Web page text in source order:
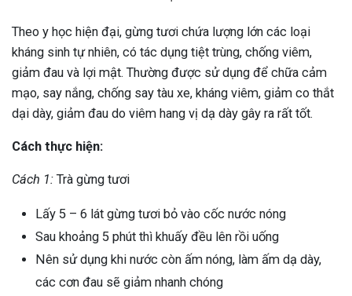
Theo y học hiện đại, gừng tươi chứa lượng lớn các loại
kháng sinh tự nhiên, có tác dụng tiệt trùng, chống viêm,
giảm đau và lợi mật. Thường được sử dụng để chữa cảm
mạo, say nắng, chống say tàu xe, kháng viêm, giảm co thắt
dại dày, giảm đau do viêm hang vị dạ dày gây ra rất tốt.
Cách thực hiện:
Cách 1: Trà gừng tươi
Lấy 5 – 6 lát gừng tươi bỏ vào cốc nước nóng
Sau khoảng 5 phút thì khuấy đều lên rồi uống
Nên sử dụng khi nước còn ấm nóng, làm ấm dạ dày,
các cơn đau sẽ giảm nhanh chóng